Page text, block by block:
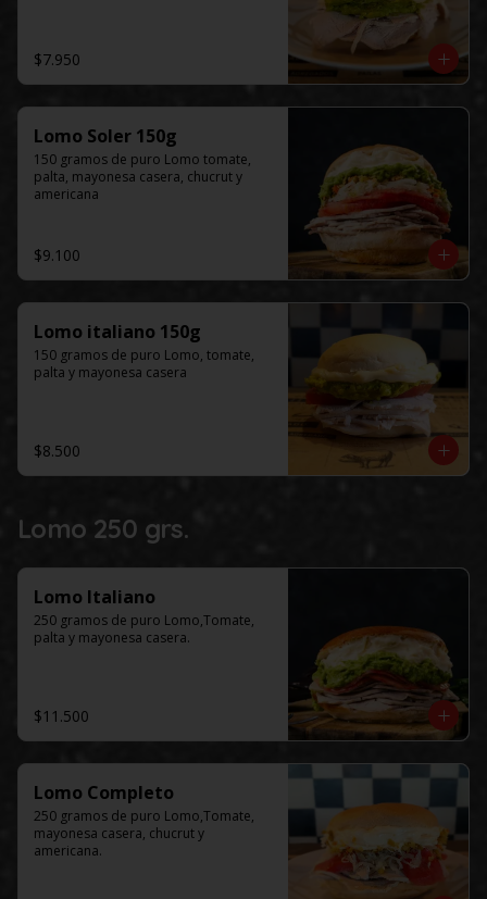
$7.950
Lomo Soler 150g
150 gramos de puro Lomo tomate,
palta, mayonesa casera, chucrut y
americana
$9.100
Lomo italiano 150g
150 gramos de puro Lomo, tomate,
palta y mayonesa casera
$8.500
Lomo 250 grs.
Lomo Italiano
250 gramos de puro Lomo,Tomate,
palta y mayonesa casera.
$11.500
Lomo Completo
250 gramos de puro Lomo,Tomate,
mayonesa casera, chucrut y
americana.